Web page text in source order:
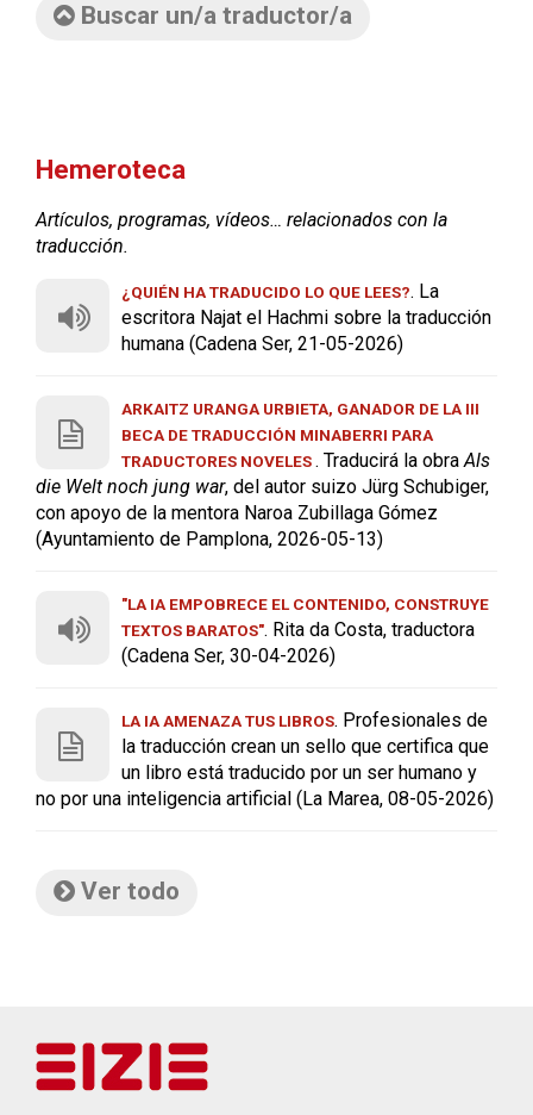
Buscar un/a traductor/a
Hemeroteca
Artículos, programas, vídeos… relacionados con la
traducción.
¿QUIÉN HA TRADUCIDO LO QUE LEES?. La
escritora Najat el Hachmi sobre la traducción
humana (Cadena Ser, 21-05-2026)
ARKAITZ URANGA URBIETA, GANADOR DE LA III
BECA DE TRADUCCIÓN MINABERRI PARA
TRADUCTORES NOVELES . Traducirá la obra Als
die Welt noch jung war, del autor suizo Jürg Schubiger,
con apoyo de la mentora Naroa Zubillaga Gómez
(Ayuntamiento de Pamplona, 2026-05-13)
"LA IA EMPOBRECE EL CONTENIDO, CONSTRUYE
TEXTOS BARATOS". Rita da Costa, traductora
(Cadena Ser, 30-04-2026)
LA IA AMENAZA TUS LIBROS. Profesionales de
la traducción crean un sello que certifica que
un libro está traducido por un ser humano y
no por una inteligencia artificial (La Marea, 08-05-2026)
Ver todo